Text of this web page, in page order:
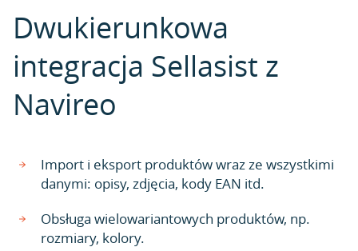
Dwukierunkowa
integracja Sellasist z
Navireo
Import i eksport produktów wraz ze wszystkimi
danymi: opisy, zdjęcia, kody EAN itd.
Obsługa wielowariantowych produktów, np.
rozmiary, kolory.